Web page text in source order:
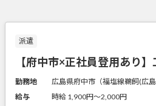
派遣
【府中市×正社員登用あり
勤務地
広島県府中市（福塩線鵜飼(広
給与
時給 1,900円〜2,000円